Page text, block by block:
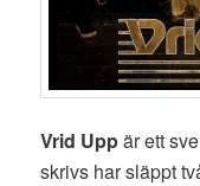
Vrid Uppär ett
skrivs har släppt